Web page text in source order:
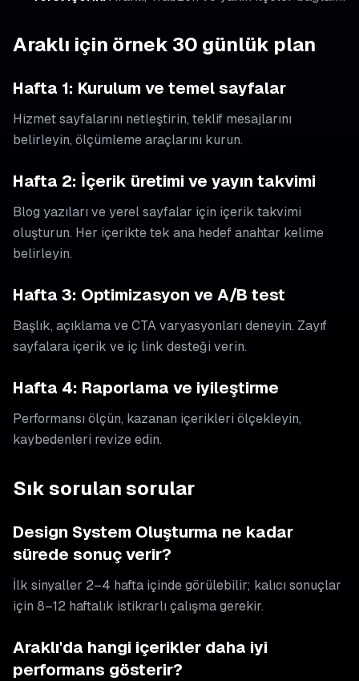
Araklı için örnek 30 günlük plan
Hafta 1: Kurulum ve temel sayfalar
Hizmet sayfalarını netleştirin, teklif mesajlarını
belirleyin, ölçümleme araçlarını kurun.
Hafta 2: İçerik üretimi ve yayın takvimi
Blog yazıları ve yerel sayfalar için içerik takvimi
oluşturun. Her içerikte tek ana hedef anahtar kelime
belirleyin.
Hafta 3: Optimizasyon ve A/B test
Başlık, açıklama ve CTA varyasyonları deneyin. Zayıf
sayfalara içerik ve iç link desteği verin.
Hafta 4: Raporlama ve iyileştirme
Performansı ölçün, kazanan içerikleri ölçekleyin,
kaybedenleri revize edin.
Sık sorulan sorular
Design System Oluşturma ne kadar
sürede sonuç verir?
İlk sinyaller 2–4 hafta içinde görülebilir; kalıcı sonuçlar
için 8–12 haftalık istikrarlı çalışma gerekir.
Araklı'da hangi içerikler daha iyi
performans gösterir?